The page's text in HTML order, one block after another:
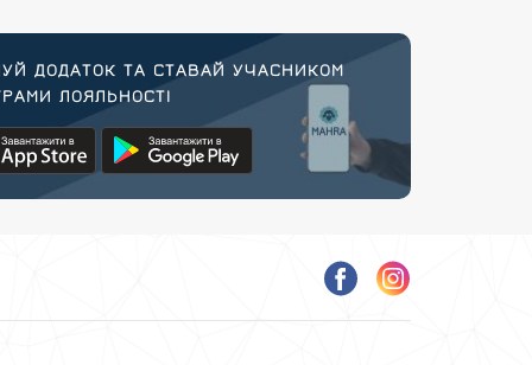
ДОДАТОК ТА СТАВАЙ УЧАСНИКОМ
ЛОЯЛЬНОСТІ